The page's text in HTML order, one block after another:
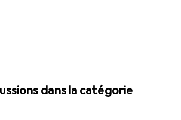
dans la catégorie